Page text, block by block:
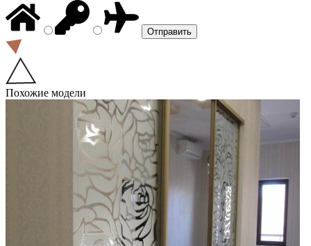
Похожие модели